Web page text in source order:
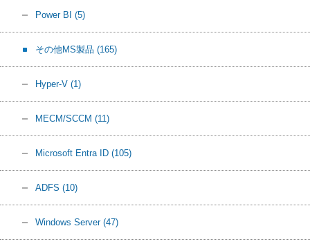
Power BI (5)
その他MS製品 (165)
Hyper-V (1)
MECM/SCCM (11)
Microsoft Entra ID (105)
ADFS (10)
Windows Server (47)